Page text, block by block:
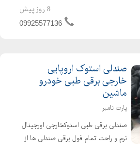
آلمانی و انگلیسی و ژاپنی قابل نصب
روی سوناتا ، کمری ، ماکسیما ، زانتیا ،
8 روز پیش
09925577136
صندلی استوک اروپایی
خارجی برقی طبی خودرو
ماشین
پارت نامبر
صندلی برقی طبی استوکخارجی اورجینال
نرم و راحت تمام فول برقی صندلی ها از